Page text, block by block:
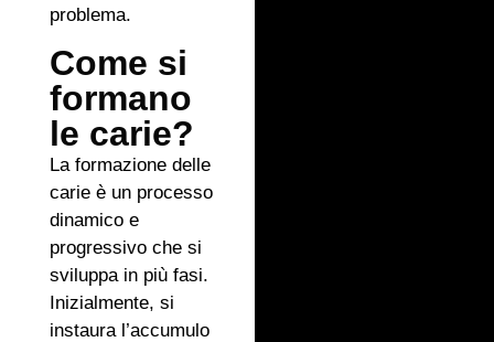
problema.
Come si
formano
le carie?
La formazione delle
carie è un processo
dinamico e
progressivo che si
sviluppa in più fasi.
Inizialmente, si
instaura l’accumulo